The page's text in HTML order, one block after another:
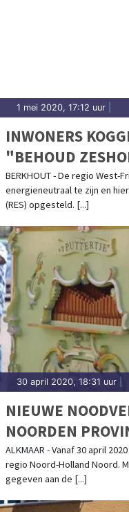
1 mei 2020, 17:12 uur
INWONERS
"BEHOUD
WONING EN
BERKHOUT - De regio West-
energieneutraal te zijn en
(RES) opgesteld. [...]
30 april 2020, 18:31 uur
NIEUWE
NOORDEN
OP VISITE BIJ
ALKMAAR - Vanaf 30 april
regio Noord-Holland Noord.
gegeven aan de [...]